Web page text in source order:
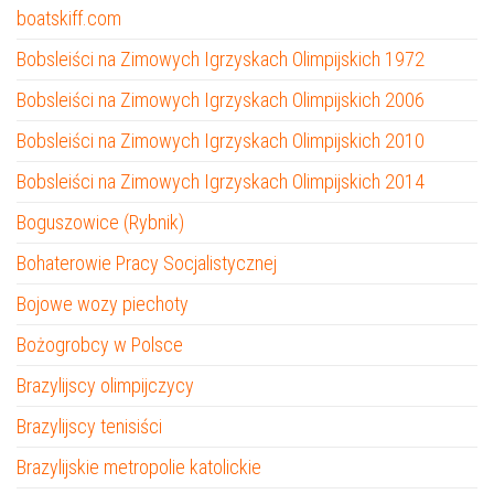
boatskiff.com
Bobsleiści na Zimowych Igrzyskach Olimpijskich 1972
Bobsleiści na Zimowych Igrzyskach Olimpijskich 2006
Bobsleiści na Zimowych Igrzyskach Olimpijskich 2010
Bobsleiści na Zimowych Igrzyskach Olimpijskich 2014
Boguszowice (Rybnik)
Bohaterowie Pracy Socjalistycznej
Bojowe wozy piechoty
Bożogrobcy w Polsce
Brazylijscy olimpijczycy
Brazylijscy tenisiści
Brazylijskie metropolie katolickie